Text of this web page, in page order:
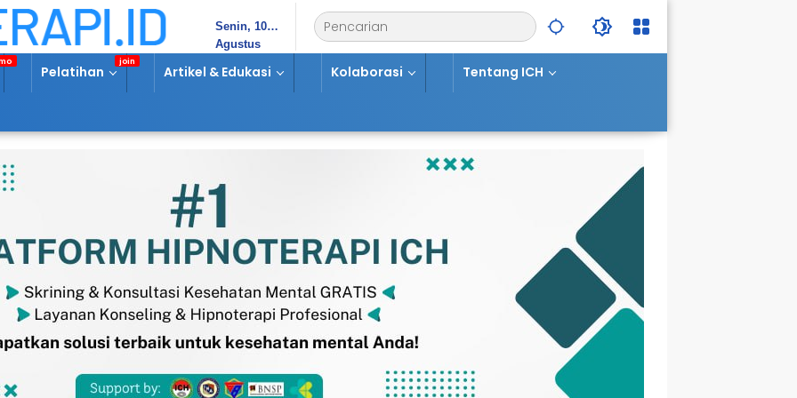
Senin, 10
Agustus
Pelatihan Artikel & Edukasi Kolaborasi Tentang ICH